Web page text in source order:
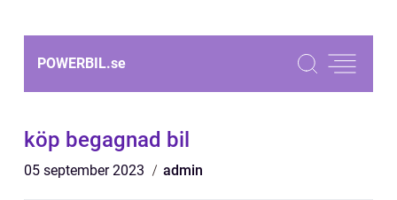
POWERBIL.se
köp begagnad bil
05 september 2023 admin